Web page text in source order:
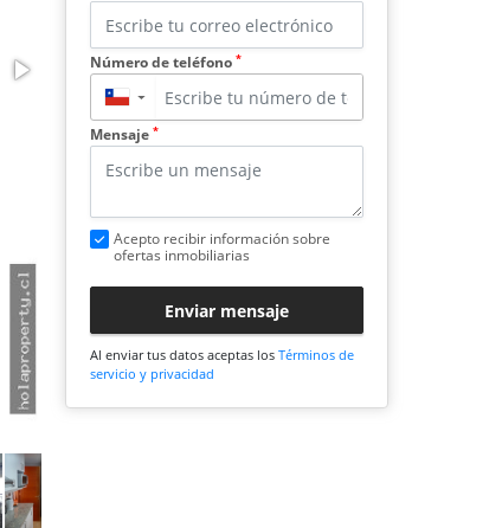
Número de teléfono *
▼
Mensaje *
Acepto recibir información sobre
ofertas inmobiliarias
Enviar mensaje
Al enviar tus datos aceptas los Términos de
servicio y privacidad